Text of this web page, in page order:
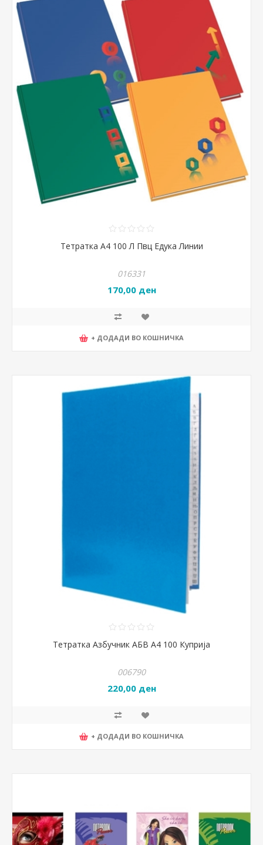
Тетратка А4 100 Л Пвц Едука Линии
016331
170,00 ден
+ ДОДАДИ ВО КОШНИЧКА
Тетратка Азбучник АБВ А4 100 Куприја
006790
220,00 ден
+ ДОДАДИ ВО КОШНИЧКА